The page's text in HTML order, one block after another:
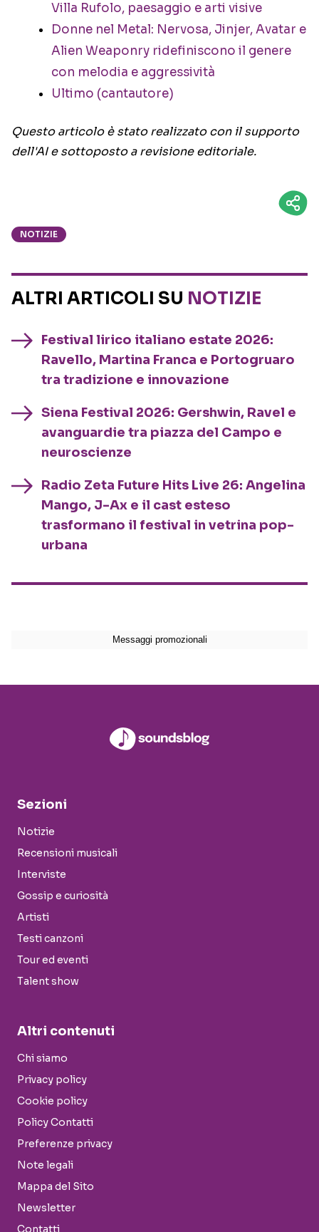
Villa Rufolo, paesaggio e arti visive
Donne nel Metal: Nervosa, Jinjer, Avatar e
Alien Weaponry ridefiniscono il genere
con melodia e aggressività
Ultimo (cantautore)
Questo articolo è stato realizzato con il supporto
dell'AI e sottoposto a revisione editoriale.
NOTIZIE
ALTRI ARTICOLI SU NOTIZIE
Festival lirico italiano estate 2026:
Ravello, Martina Franca e Portogruaro
tra tradizione e innovazione
Siena Festival 2026: Gershwin, Ravel e
avanguardie tra piazza del Campo e
neuroscienze
Radio Zeta Future Hits Live 26: Angelina
Mango, J-Ax e il cast esteso
trasformano il festival in vetrina pop-
urbana
Sezioni
Notizie
Recensioni musicali
Interviste
Gossip e curiosità
Artisti
Testi canzoni
Tour ed eventi
Talent show
Altri contenuti
Chi siamo
Privacy policy
Cookie policy
Policy Contatti
Preferenze privacy
Note legali
Mappa del Sito
Newsletter
Contatti